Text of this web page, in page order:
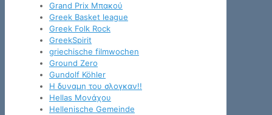
Grand Prix Μπακού
Greek Basket league
Greek Folk Rock
GreekSpirit
griechische filmwochen
Ground Zero
Gundolf Köhler
H δυναμη του σλογκαν!!
Hellas Μονάχου
Hellenische Gemeinde